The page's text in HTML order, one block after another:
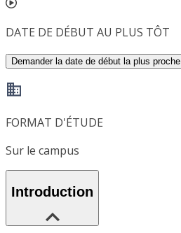
DATE DE DÉBUT AU PLUS TÔT
Demander la date de début la plus proche
FORMAT D'ÉTUDE
Sur le campus
Introduction